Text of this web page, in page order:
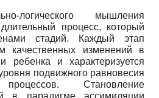
логического мышления
процесс, который
стадий. Каждый этап
качественных изменений в
ребенка и характеризуется
подвижного равновесия
процессов. Становление
в парадигме ассимиляции